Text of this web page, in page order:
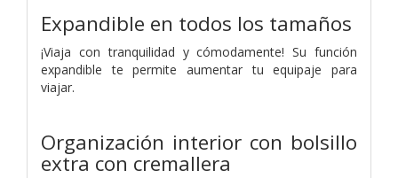
Expandible en todos los tamaños
¡Viaja con tranquilidad y cómodamente! Su función
expandible te permite aumentar tu equipaje para
viajar.
Organización interior con bolsillo
extra con cremallera